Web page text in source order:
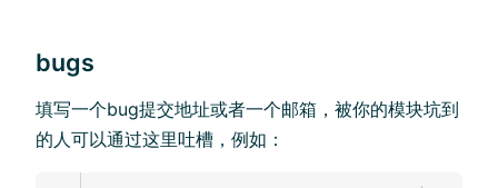
bugs
填写一个bug提交地址或者一个邮箱，被你的模块坑到
的人可以通过这里吐槽，例如：